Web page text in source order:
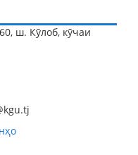
ш. Кӯлоб, кӯчаи